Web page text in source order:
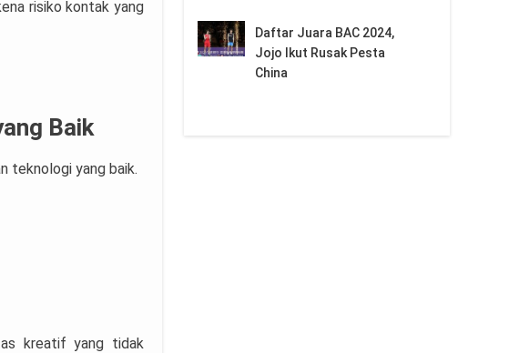
risiko kontak yang
Baik
teknologi yang baik.
kreatif yang tidak
Daftar Juara BAC 2024,
Jojo Ikut Rusak Pesta
China